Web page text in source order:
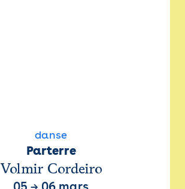
danse
Parterre
Volmir Cordeiro